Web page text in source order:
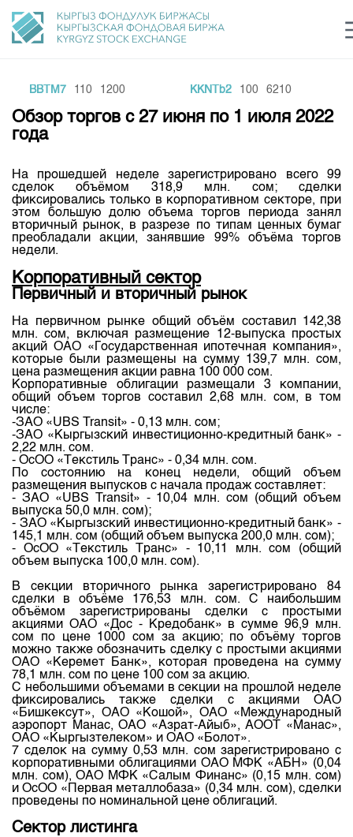
Финансовый рынок KG login Рус Кыр Eng
Общая информация
Акционеры
Руководство
Внутренний аудитор
Комитеты
Участники торгов
Наши партнеры
Cтратегия развития
Корпоративные документы
Контакты
Направления
Товарно-сырьевой сектор
Листинг
Центр раскрытия информации
Тарифы
Аналитика
Финансовый рынок KG
Пресс-клуб
25 лет ЗАО КФБ
Нормативная база
Биржевая деятельность
Депозитарная деятельность
Центр раскрытия информации
Статистика торгов
Итоги последних торгов
Архив торгов
Индекс и Капитализация
Котировки по ЦБ
Котировки по драг. металлам
Расписание аукционов по ГЦБ
Результаты аукционов ГЦБ
Объем ГЦБ в обращении
Результаты аукционов по депозитам
Учебный центр
Общая информация
План работы на год
BBTM7 110 1200 KKNTb2 100 6210
Обзор торгов с 27 июня по 1 июля 2022
года
На прошедшей неделе зарегистрировано всего 99
сделок объёмом 318,9 млн. сом; сделки
фиксировались только в корпоративном секторе, при
этом большую долю объема торгов периода занял
вторичный рынок, в разрезе по типам ценных бумаг
преобладали акции, занявшие 99% объёма торгов
недели.
Корпоративный сектор
Первичный и вторичный рынок
На первичном рынке общий объём составил 142,38
млн. сом, включая размещение 12-выпуска простых
акций ОАО «Государственная ипотечная компания»,
которые были размещены на сумму 139,7 млн. сом,
цена размещения акции равна 100 000 сом.
Корпоративные облигации размещали 3 компании,
общий объем торгов составил 2,68 млн. сом, в том
числе:
-ЗАО «UBS Transit» - 0,13 млн. сом;
-ЗАО «Кыргызский инвестиционно-кредитный банк» -
2,22 млн. сом.
- ОсОО «Текстиль Транс» - 0,34 млн. сом.
По состоянию на конец недели, общий объем
размещения выпусков с начала продаж составляет:
- ЗАО «UBS Transit» - 10,04 млн. сом (общий объем
выпуска 50,0 млн. сом);
- ЗАО «Кыргызский инвестиционно-кредитный банк» -
145,1 млн. сом (общий объем выпуска 200,0 млн. сом);
- ОсОО «Текстиль Транс» - 10,11 млн. сом (общий
объем выпуска 100,0 млн. сом).
В секции вторичного рынка зарегистрировано 84
сделки в объёме 176,53 млн. сом. С наибольшим
объёмом зарегистрированы сделки с простыми
акциями ОАО «Дос - Кредобанк» в сумме 96,9 млн.
сом по цене 1000 сом за акцию; по объёму торгов
можно также обозначить сделку с простыми акциями
ОАО «Керемет Банк», которая проведена на сумму
78,1 млн. сом по цене 100 сом за акцию.
С небольшими объемами в секции на прошлой неделе
фиксировались также сделки с акциями ОАО
«Бишкексут», ОАО «Кошой», ОАО «Международный
аэропорт Манас, ОАО «Азрат-Айыб», АООТ «Манас»,
ОАО «Кыргызтелеком» и ОАО «Болот».
7 сделок на сумму 0,53 млн. сом зарегистрировано с
корпоративными облигациями ОАО МФК «АБН» (0,04
млн. сом), ОАО МФК «Салым Финанс» (0,15 млн. сом)
и ОсОО «Первая металлобаза» (0,34 млн. сом), сделки
проведены по номинальной цене облигаций.
Сектор листинга